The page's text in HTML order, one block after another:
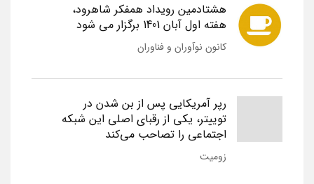
هشتادمین رویداد همفکر شاهرود،
هفته اول آبان 1401 برگزار می شود
کانون نوآوران و فناوران
رپر آمریکایی پس از بن شدن در
توییتر، یکی از رقبای اصلی این شبکه
اجتماعی را تصاحب می‌کند
زومیت